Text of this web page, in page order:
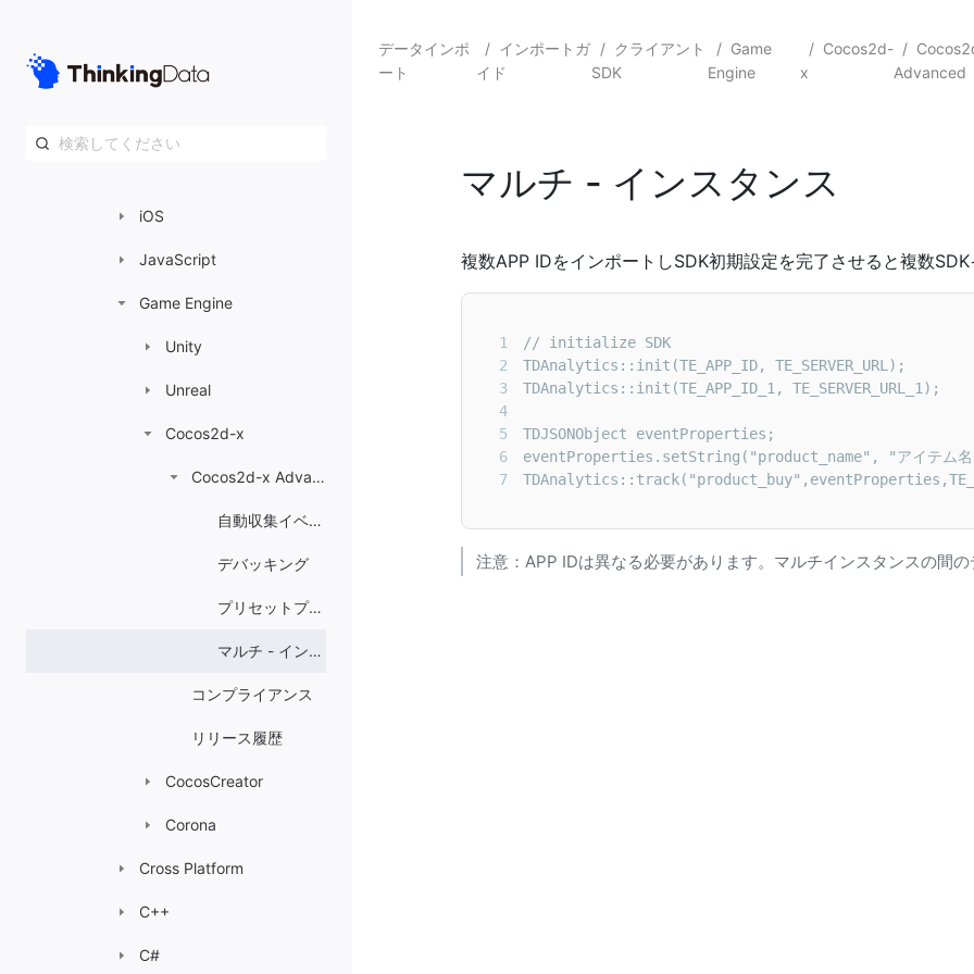
インポートガイド
iOS
JavaScript
Game Engine
Unity
Unreal
Cocos2d-x
Cocos2d-x Advanced
自動収集イベントガイド
デバッキング
プリセットプロパティ
マルチ - インスタンス
コンプライアンス
リリース履歴
CocosCreator
Corona
Cross Platform
C++
C#
データインポ
ート
/ インポートガ
イド
/ クライアント
SDK
/ Game
Engine
/ Cocos2d-
x
/
Advanced
マルチ - インスタンス
複数APP IDをインポートしSDK初期設定を完了させると複数SDK
1
2
3
4
5
6
7
注意：APP IDは異なる必要があります。マルチインスタンスの間